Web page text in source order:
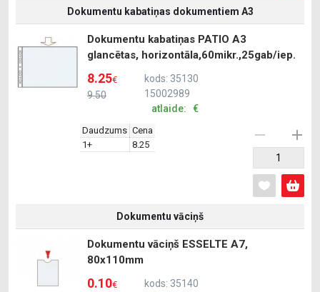
Dokumentu kabatiņas dokumentiem A3
Dokumentu kabatiņas PATIO A3
glancētas, horizontāla,60mikr.,25gab/iep.
9.50
8.25€
kods: 35130
15002989
atlaide: €
Daudzums Cena
1+
8.25
Dokumentu vāciņš
Dokumentu vāciņš ESSELTE A7,
80x110mm
0.10€
kods: 35140